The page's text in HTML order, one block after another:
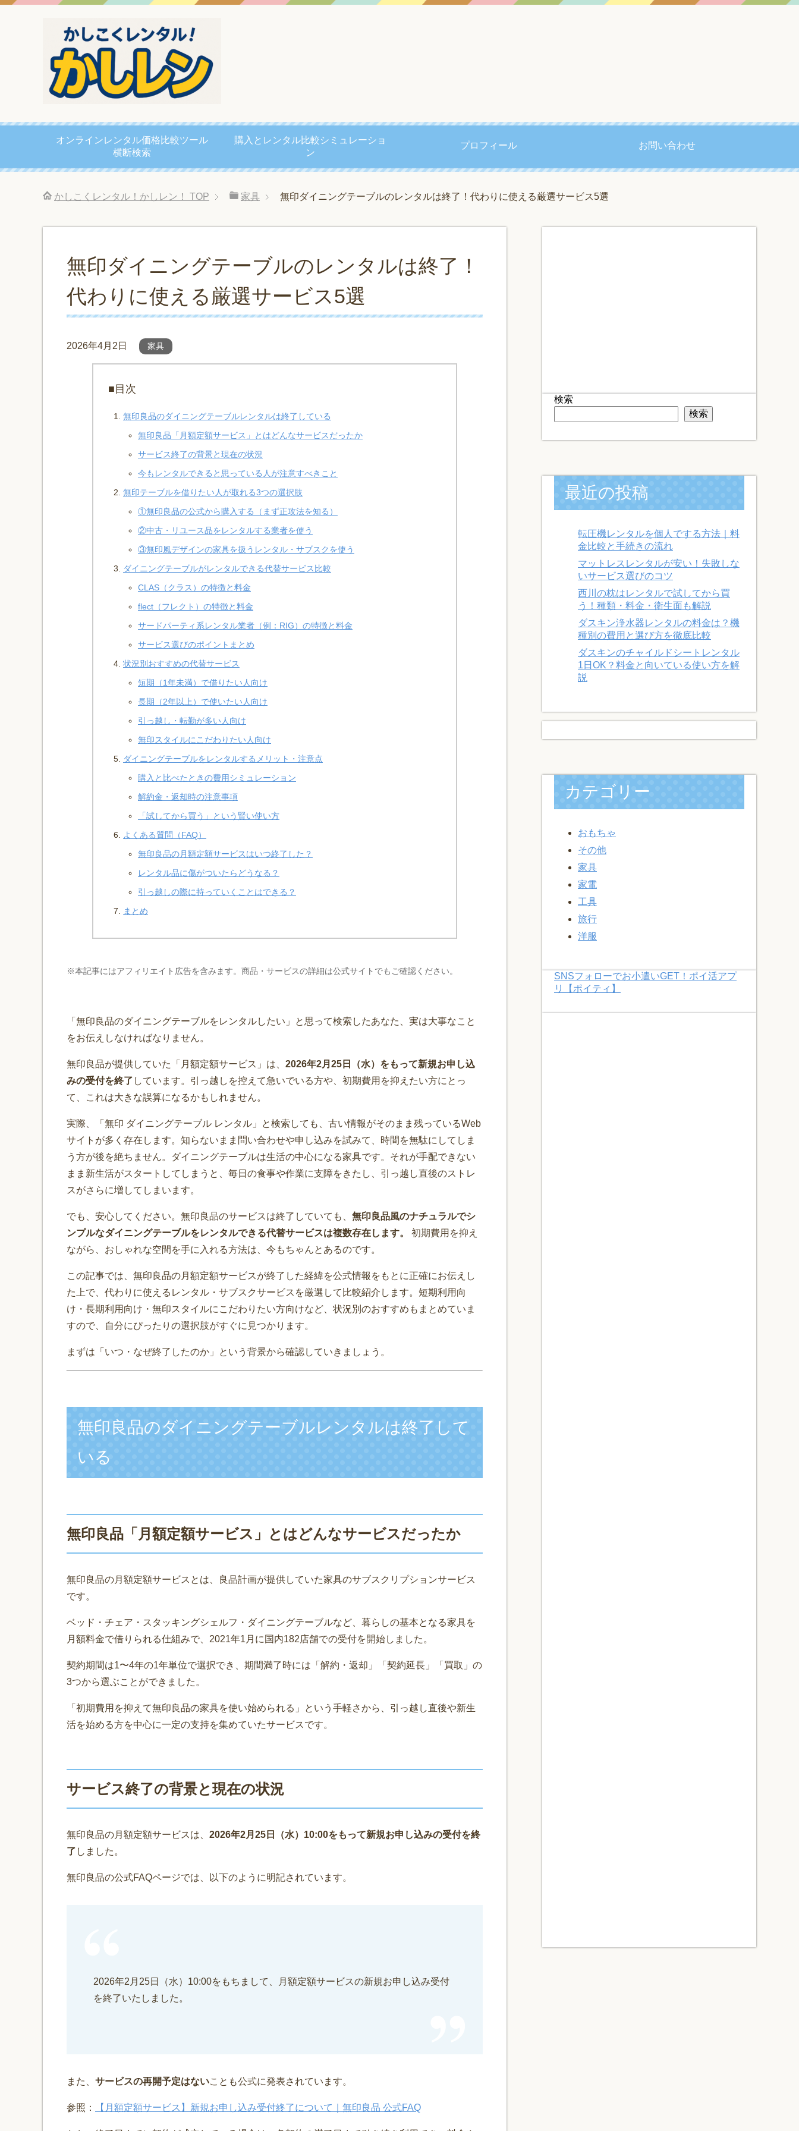
オンラインレンタル価格比較ツール
横断検索
購入とレンタル比較シミュレーショ
ン
プロフィール お問い合わせ
かしこくレンタル！かしレン！ TOP 家具 無印ダイニングテーブルのレンタルは終了！代わりに使える厳選サービス5選
無印ダイニングテーブルのレンタルは終了！
代わりに使える厳選サービス5選
2026年4月2日 家具
■目次
無印良品のダイニングテーブルレンタルは終了している
無印良品「月額定額サービス」とはどんなサービスだったか
サービス終了の背景と現在の状況
今もレンタルできると思っている人が注意すべきこと
無印テーブルを借りたい人が取れる3つの選択肢
①無印良品の公式から購入する（まず正攻法を知る）
②中古・リユース品をレンタルする業者を使う
③無印風デザインの家具を扱うレンタル・サブスクを使う
ダイニングテーブルがレンタルできる代替サービス比較
CLAS（クラス）の特徴と料金
flect（フレクト）の特徴と料金
サードパーティ系レンタル業者（例：RIG）の特徴と料金
サービス選びのポイントまとめ
状況別おすすめの代替サービス
短期（1年未満）で借りたい人向け
長期（2年以上）で使いたい人向け
引っ越し・転勤が多い人向け
無印スタイルにこだわりたい人向け
ダイニングテーブルをレンタルするメリット・注意点
購入と比べたときの費用シミュレーション
解約金・返却時の注意事項
「試してから買う」という賢い使い方
よくある質問（FAQ）
無印良品の月額定額サービスはいつ終了した？
レンタル品に傷がついたらどうなる？
引っ越しの際に持っていくことはできる？
まとめ
※本記事にはアフィリエイト広告を含みます。商品・サービスの詳細は公式サイトでもご確認ください。
「無印良品のダイニングテーブルをレンタルしたい」と思って検索したあなた、実は大事なこと
をお伝えしなければなりません。
無印良品が提供していた「月額定額サービス」は、 2026年2月25日（水）をもって新規お申し込
みの受付を終了 しています。引っ越しを控えて急いでいる方や、初期費用を抑えたい方にとっ
て、これは大きな誤算になるかもしれません。
実際、「無印 ダイニングテーブル レンタル」と検索しても、古い情報がそのまま残っているWeb
サイトが多く存在します。知らないまま問い合わせや申し込みを試みて、時間を無駄にしてしま
う方が後を絶ちません。ダイニングテーブルは生活の中心になる家具です。それが手配できない
まま新生活がスタートしてしまうと、毎日の食事や作業に支障をきたし、引っ越し直後のストレ
スがさらに増してしまいます。
でも、安心してください。無印良品のサービスは終了していても、 無印良品風のナチュラルでシ
ンプルなダイニングテーブルをレンタルできる代替サービスは複数存在します。
初期費用を抑え
ながら、おしゃれな空間を手に入れる方法は、今もちゃんとあるのです。
この記事では、無印良品の月額定額サービスが終了した経緯を公式情報をもとに正確にお伝えし
た上で、代わりに使えるレンタル・サブスクサービスを厳選して比較紹介します。短期利用向
け・長期利用向け・無印スタイルにこだわりたい方向けなど、状況別のおすすめもまとめていま
すので、自分にぴったりの選択肢がすぐに見つかります。
まずは「いつ・なぜ終了したのか」という背景から確認していきましょう。
無印良品のダイニングテーブルレンタルは終了して
いる
無印良品「月額定額サービス」とはどんなサービスだったか
無印良品の月額定額サービスとは、良品計画が提供していた家具のサブスクリプションサービス
です。
ベッド・チェア・スタッキングシェルフ・ダイニングテーブルなど、暮らしの基本となる家具を
月額料金で借りられる仕組みで、2021年1月に国内182店舗での受付を開始しました。
契約期間は1〜4年の1年単位で選択でき、期間満了時には「解約・返却」「契約延長」「買取」の
3つから選ぶことができました。
「初期費用を抑えて無印良品の家具を使い始められる」という手軽さから、引っ越し直後や新生
活を始める方を中心に一定の支持を集めていたサービスです。
サービス終了の背景と現在の状況
無印良品の月額定額サービスは、 2026年2月25日（水）10:00をもって新規お申し込みの受付を終
了 しました。
無印良品の公式FAQページでは、以下のように明記されています。
2026年2月25日（水）10:00をもちまして、月額定額サービスの新規お申し込み受付
を終了いたしました。
また、 サービスの再開予定はないことも公式に発表されています。
参照： 【月額定額サービス】新規お申し込み受付終了について｜無印良品 公式FAQ
検索
検索
最近の投稿
転圧機レンタルを個人でする方法｜料
金比較と手続きの流れ
マットレスレンタルが安い！失敗しな
いサービス選びのコツ
西川の枕はレンタルで試してから買
う！種類・料金・衛生面も解説
ダスキン浄水器レンタルの料金は？機
種別の費用と選び方を徹底比較
ダスキンのチャイルドシートレンタル
1日OK？料金と向いている使い方を解
説
カテゴリー
おもちゃ
その他
家具
家電
工具
旅行
洋服
SNSフォローでお小遣いGET！ポイ活アプ
リ【ポイティ】